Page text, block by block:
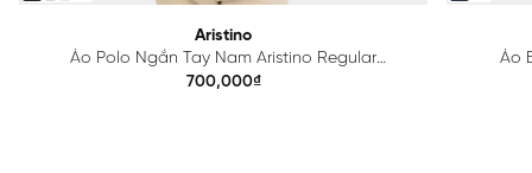
Aristino
Áo Polo Ngắn Tay Nam Aristino Regular
APS615EDP01
700,000₫
Áo